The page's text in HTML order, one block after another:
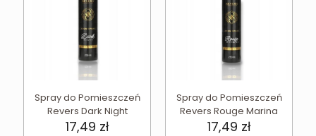
Spray do Pomieszczeń
Revers Dark Night
17,49 zł
Spray do Pomieszczeń
Revers Rouge Marina
17,49 zł